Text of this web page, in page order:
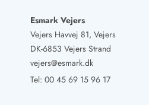
Esmark Vejers
Vejers Havvej 81, Vejers
DK-6853 Vejers Strand
vejers@esmark.dk
Tel: 00 45 69 15 96 17